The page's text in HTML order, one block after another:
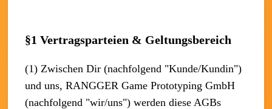
§1 Vertragsparteien & Geltungsbereich
(1) Zwischen Dir (nachfolgend "Kunde/Kundin")
und uns, RANGGER Game Prototyping GmbH
(nachfolgend "wir/uns") werden diese AGBs